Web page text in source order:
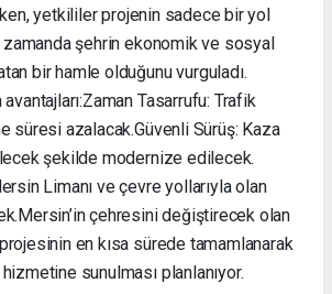
yetkililer projenin sadece bir yol
zamanda şehrin ekonomik ve sosyal
bir hamle olduğunu vurguladı.
​Zaman Tasarrufu: Trafik
süresi azalacak. ​Güvenli Sürüş: Kaza
şekilde modernize edilecek.
Limanı ve çevre yollarıyla olan
​Mersin’in çehresini değiştirecek olan
en kısa sürede tamamlanarak
sunulması planlanıyor.